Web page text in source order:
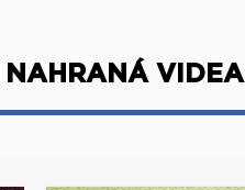
NAHRANÁ VIDEA